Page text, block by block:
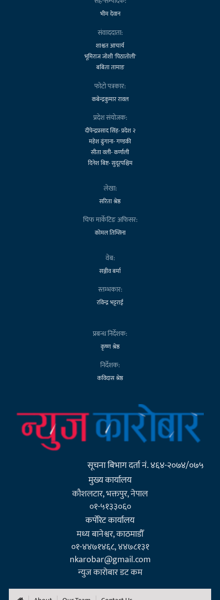
भीम देवान
संवाददाता:
शाश्वत आचार्य
भूमिराज जोशी 'पिठातोली'
बबिता तामाङ
फोटो पत्रकार:
कबेन्द्रकुमार रावल
प्रदेश संयोजक:
दीपेन्द्रप्रसाद सिंह- प्रदेश २
महेश ढुंगाना- गण्डकी
सीता वली- कर्णाली
दिनेश बिष्ट- सुदूरपश्चिम
लेखा:
सरिता श्रेष्ठ
चिफ मार्केटिङ अफिसर:
कोमल तिम्सिना
वेब:
सञ्जीव बर्मा
स्तम्भकार:
रविन्द्र भट्टराई
प्रबन्ध निर्देशक:
कृष्ण श्रेष्ठ
निर्देशक:
कविदास श्रेष्ठ
सूचना बिभाग दर्ता नं. ४६४-२०७४/०७५
मुख्य कार्यालय
कौशलटार, भक्तपुर, नेपाल
०१-५१३३०६०
कर्पाेरेट कार्यालय
मध्य बानेश्वर, काठमाडौँ
०१-४४७१४६८, ४४७८१३१
nkarobar@gmail.com
न्युज कारोबार डट कम